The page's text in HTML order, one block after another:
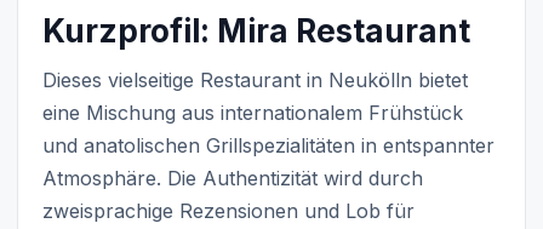
Kurzprofil: Mira Restaurant
Dieses vielseitige Restaurant in Neukölln bietet
eine Mischung aus internationalem Frühstück
und anatolischen Grillspezialitäten in entspannter
Atmosphäre. Die Authentizität wird durch
zweisprachige Rezensionen und Lob für